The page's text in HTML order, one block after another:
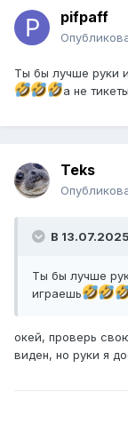
pifpaff
Ты бы лучше руки
а не
Teks
В
Ты бы лучше
играешь
окей, проверь
виден, но руки я